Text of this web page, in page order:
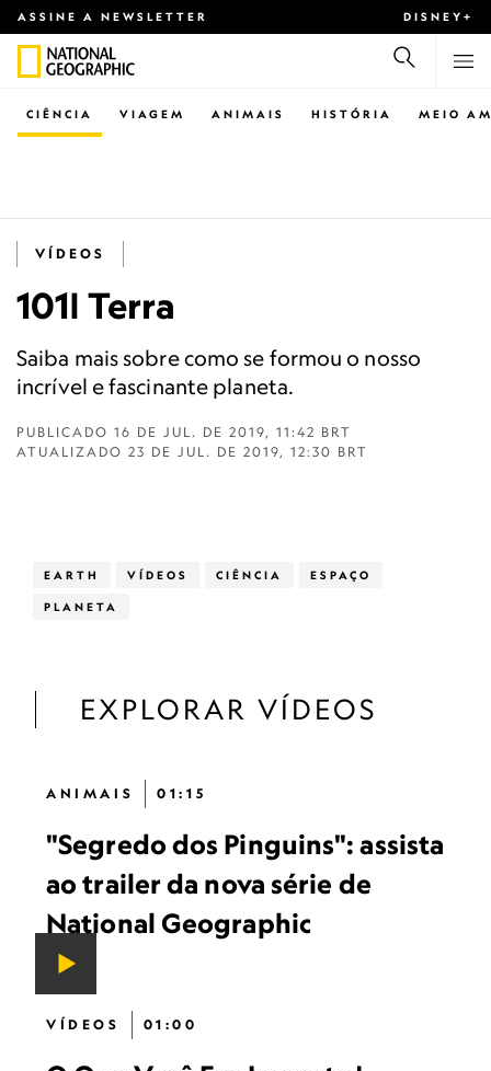
ASSINE A NEWSLETTER DISNEY+
CIÊNCIA VIAGEM ANIMAIS HISTÓRIA MEIO
VÍDEOS
101| Terra
Saiba mais sobre como se formou o nosso
incrível e fascinante planeta.
PUBLICADO 16 DE JUL. DE 2019, 11:42 BRT
ATUALIZADO 23 DE JUL. DE 2019, 12:30 BRT
EARTH VÍDEOS CIÊNCIA ESPAÇO
PLANETA
EXPLORAR VÍDEOS
ANIMAIS 01:15
"Segredo dos Pinguins": assista
ao trailer da nova série de
National Geographic
VÍDEOS 01:00